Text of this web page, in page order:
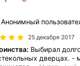
Анонимный
25 декабря 2017
Выбирал
дверцах. -